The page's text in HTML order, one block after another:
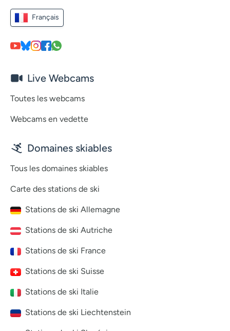
Français
Live Webcams
Toutes les webcams
Webcams en vedette
Domaines skiables
Tous les domaines skiables
Carte des stations de ski
Stations de ski Allemagne
Stations de ski Autriche
Stations de ski France
Stations de ski Suisse
Stations de ski Italie
Stations de ski Liechtenstein